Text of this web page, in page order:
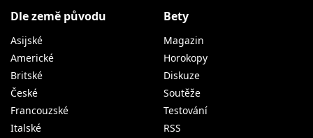
Dle země původu
Asijské
Americké
Britské
České
Francouzské
Italské
Bety
Magazin
Horokopy
Diskuze
Soutěže
Testování
RSS